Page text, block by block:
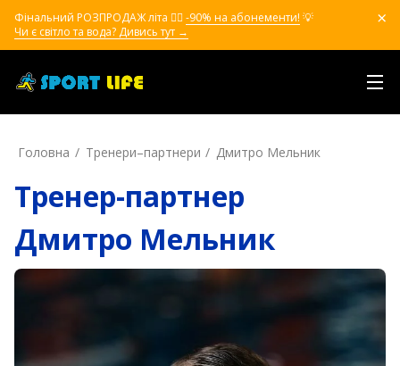
Фінальний РОЗПРОДАЖ літа ❤️‍🔥 -90% на абонементи! 💡
Чи є світло та вода? Дивись тут →
Головна Тренери–партнери Дмитро Мельник
Тренер-партнер
Дмитро Мельник